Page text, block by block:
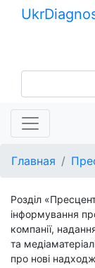
Ukr
Главная
Розділ
інформування
компанії,
та
про нові